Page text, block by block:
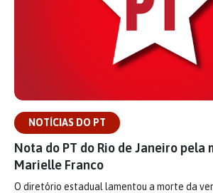
NOTÍCIAS DO PT
Nota do PT do Rio de Janeiro pela
Marielle Franco
O diretório estadual lamentou a morte da